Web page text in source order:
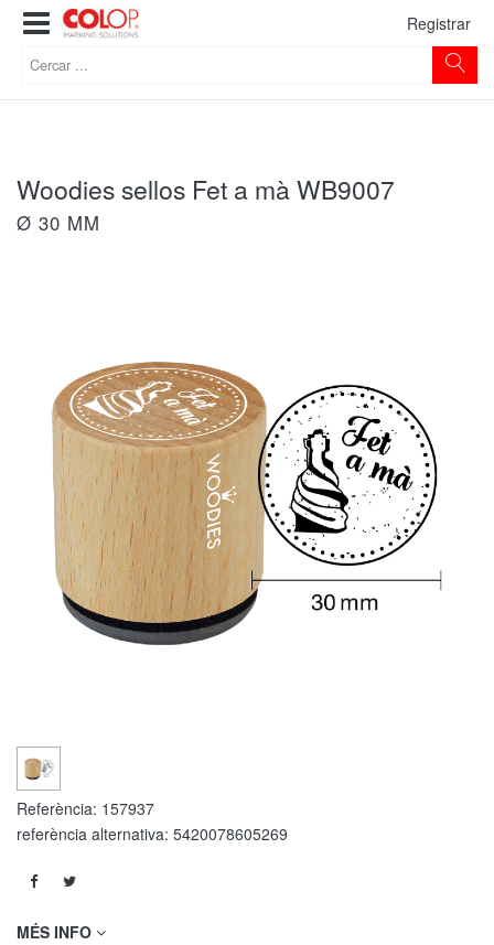
Registrar
Woodies sellos Fet a mà WB9007
Ø 30 MM
Referència: 157937
referència alternativa: 5420078605269
MÉS INFO